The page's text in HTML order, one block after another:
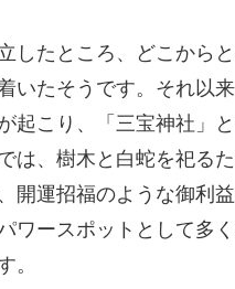
したところ、どこから
いたそうです。それ以
起こり、「三宝神社」
は、樹木と白蛇を祀るた
開運招福のような御利
ワースポットとして多
。